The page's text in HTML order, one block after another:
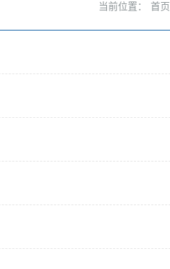
当前位置： 首页